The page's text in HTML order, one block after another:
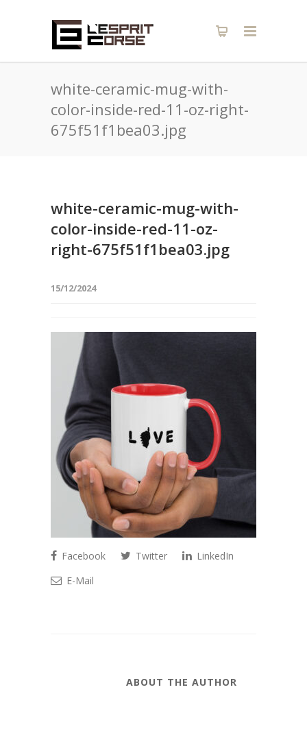
white-ceramic-mug-with-
color-inside-red-11-oz-right-
675f51f1bea03.jpg
white-ceramic-mug-with-
color-inside-red-11-oz-
right-675f51f1bea03.jpg
15/12/2024
Facebook Twitter
LinkedIn
E-Mail
ABOUT THE AUTHOR